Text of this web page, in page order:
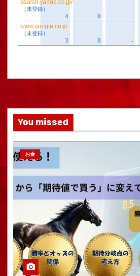
You missed
お金